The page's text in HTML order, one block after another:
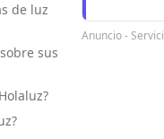
de luz
sus
Anuncio -